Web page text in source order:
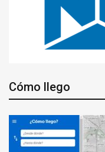
Cómo llego